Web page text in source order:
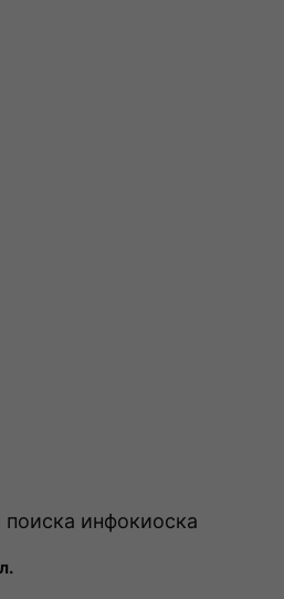
инфокиоска